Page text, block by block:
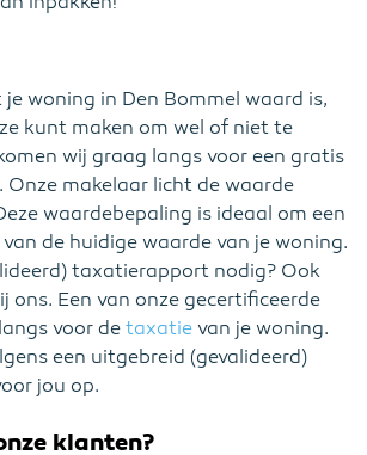
woning in Den Bommel waard is,
kunt maken om wel of niet te
wij graag langs voor een gratis
Onze makelaar licht de waarde
waardebepaling is ideaal om een
de huidige waarde van je woning.
taxatierapport nodig? Ook
ons. Een van onze gecertificeerde
voor de taxatie van je woning.
een uitgebreid (gevalideerd)
jou op.
klanten?